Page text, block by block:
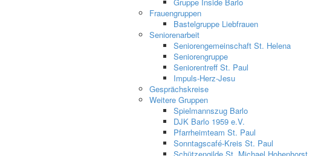
Frauengruppen
Bastelgruppe Liebfrauen
Seniorenarbeit
Seniorengemeinschaft St. Helena
Seniorengruppe
Seniorentreff St. Paul
Impuls-Herz-Jesu
Gesprächskreise
Weitere Gruppen
Spielmannszug Barlo
DJK Barlo 1959 e.V.
Pfarrheimteam St. Paul
Sonntagscafé-Kreis St. Paul